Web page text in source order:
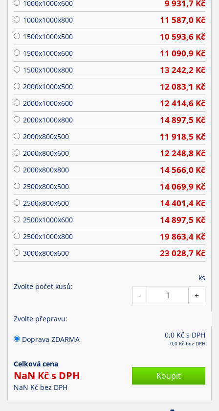
1000x1000x600 9 931,7 Kč
1000x1000x800 11 587,0 Kč
1500x1000x500 10 593,6 Kč
1500x1000x600 11 090,9 Kč
1500x1000x800 13 242,2 Kč
2000x1000x500 12 083,1 Kč
2000x1000x600 12 414,6 Kč
2000x1000x800 14 897,5 Kč
2000x800x500 11 918,5 Kč
2000x800x600 12 248,8 Kč
2000x800x800 14 566,0 Kč
2500x800x500 14 069,9 Kč
2500x800x600 14 401,4 Kč
2500x1000x600 14 897,5 Kč
2500x1000x800 19 863,4 Kč
3000x800x600 23 028,7 Kč
Zvolte počet kusů:
ks
- +
Zvolte přepravu:
Doprava ZDARMA 0,0 Kč s DPH
0,0 Kč bez DPH
Celková cena
NaN Kč s DPH
NaN Kč bez DPH